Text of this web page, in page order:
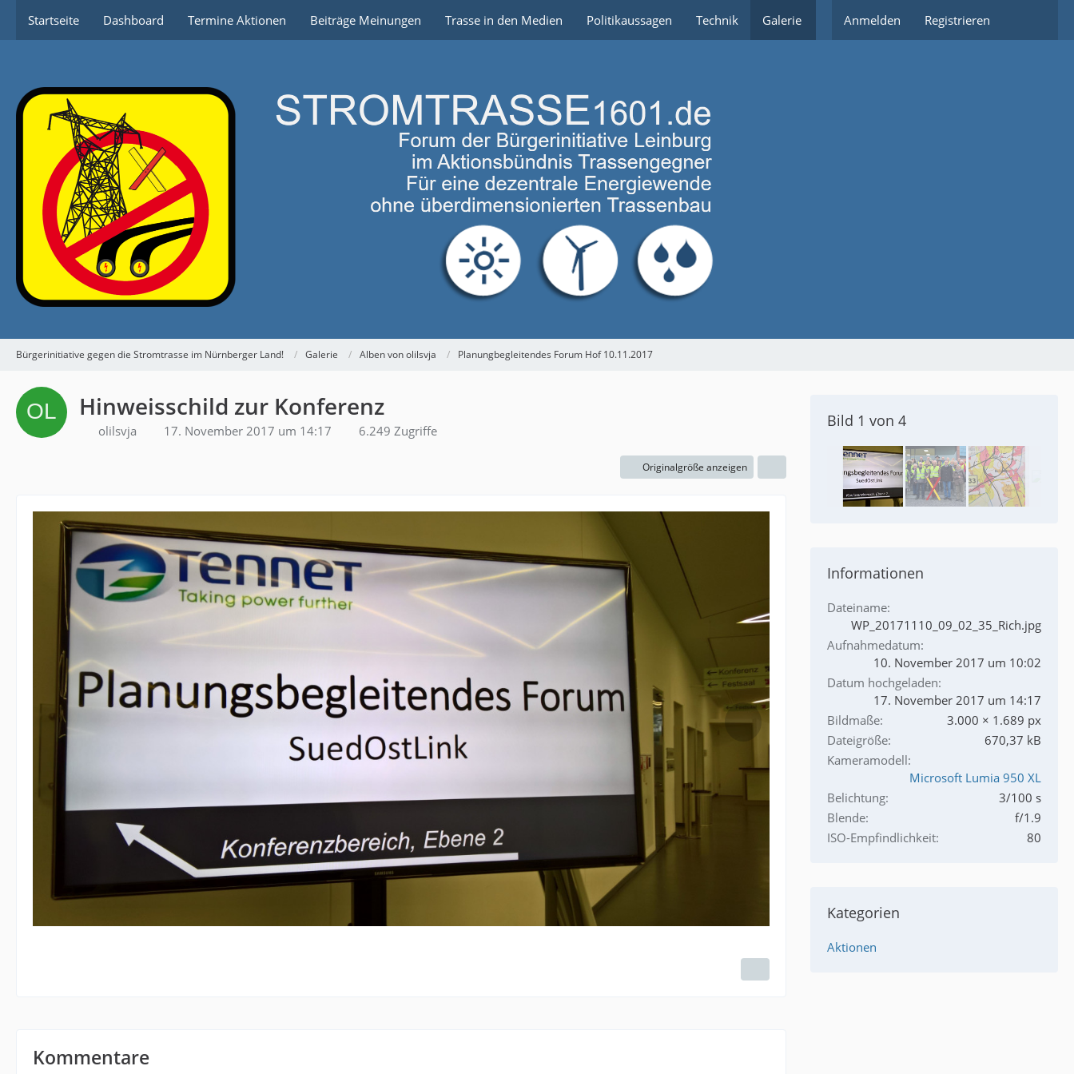
Startseite Dashboard Termine Aktionen Beiträge Meinungen Trasse in den Medien Politikaussagen Technik Galerie Partnerlinks
Anmelden Registrieren
Bürgerinitiative gegen die Stromtrasse im Nürnberger Land! Galerie Alben von olilsvja Planungbegleitendes Forum Hof 10.11.2017
Hinweisschild zur Konferenz
olilsvja 17. November 2017 um 14:17 6.249 Zugriffe
Originalgröße anzeigen
Kommentare
Bild 1 von 4
Informationen
Dateiname
WP_20171110_09_02_35_Rich.jpg
Aufnahmedatum
10. November 2017 um 10:02
Datum hochgeladen
17. November 2017 um 14:17
Bildmaße
3.000 × 1.689 px
Dateigröße
670,37 kB
Kameramodell
Microsoft Lumia 950 XL
Belichtung
3/100 s
Blende
f/1.9
ISO-Empfindlichkeit
80
Kategorien
Aktionen